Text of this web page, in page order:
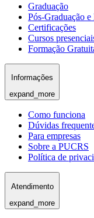
Graduação
Pós-Graduação
Certificações
Cursos
Formação
Informações
expand_more
Como funciona
Dúvidas
Para empresas
Sobre a PUCRS
Política de
Atendimento
expand_more